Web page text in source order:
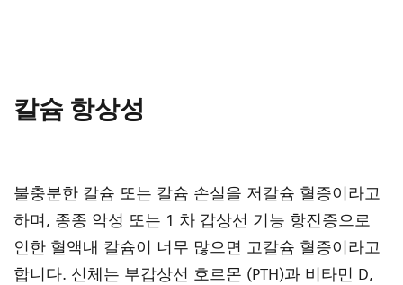
칼슘 항상성
불충분한 칼슘 또는 칼슘 손실을 저칼슘 혈증이라고
하며, 종종 악성 또는 1 차 갑상선 기능 항진증으로
인한 혈액내 칼슘이 너무 많으면 고칼슘 혈증이라고
합니다. 신체는 부갑상선 호르몬 (PTH)과 비타민 D,